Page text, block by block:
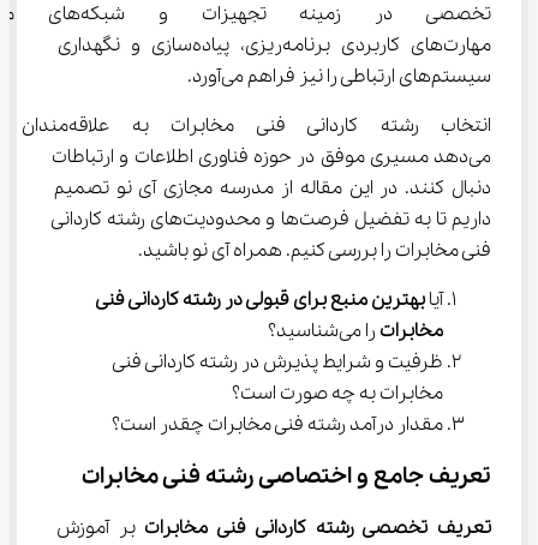
تخصصی در زمینه
مهارت‌های کاربردی برنامه‌ریزی، پیاده‌سازی و نگهداری
سیستم‌های ارتباطی را نیز فراهم می‌آورد.
انتخاب رشته کاردانی فنی
می‌دهد مسیری موفق در حوزه فناوری اطلاعات و ارتباطات
دنبال کنند. در این مقاله از مدرسه مجازی آی نو تصمیم
داریم تا به تفضیل فرصت‌ها و محدودیت‌های رشته کاردانی
فنی مخابرات را بررسی کنیم. همراه آی نو باشید.
آیا بهترین منبع برای قبولی در رشته کاردانی فنی
مخابرات را می‌شناسید؟
ظرفیت و شرایط پذیرش در رشته کاردانی فنی
مخابرات به چه صورت است؟
مقدار درآمد رشته فنی مخابرات چقدر است؟
تعریف جامع و اختصاصی رشته فنی مخابرات
تعریف تخصصی رشته کاردانی فنی مخابرات بر آموزش